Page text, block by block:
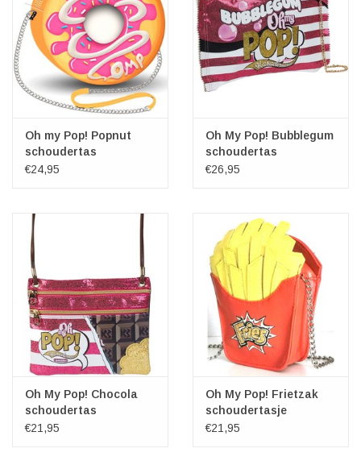
Oh my Pop! Popnut
schoudertas
€24,95
Oh My Pop! Bubblegum
schoudertas
€26,95
Oh My Pop! Chocola
schoudertas
€21,95
Oh My Pop! Frietzak
schoudertasje
€21,95